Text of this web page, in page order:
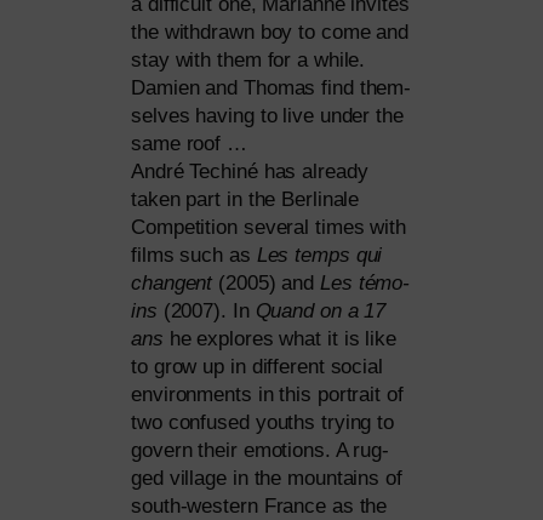
the with­drawn boy to come and
stay with them for a while.
Damien and Thomas find them­
sel­ves having to live under the
same roof …
André Techiné has alre­a­dy
taken part in the Berlinale
Competition seve­ral times with
films such as Les temps qui
chan­gent (2005) and Les témo­
ins (2007). In Quand on a 17
ans he explo­res what it is like
to grow up in dif­fe­rent social
envi­ron­ments in this por­trait of
two con­fu­sed youths try­ing to
govern their emo­ti­ons. A rug­
ged vil­la­ge in the moun­ta­ins of
south-wes­tern France as the